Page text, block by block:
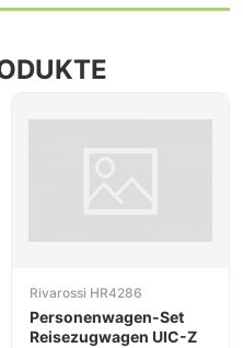
Rivarossi HR4286
Personenwagen-Set
Reisezugwagen UIC-Z